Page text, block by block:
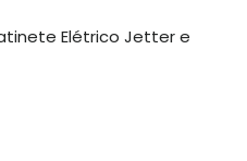
Elétrico Jetter e